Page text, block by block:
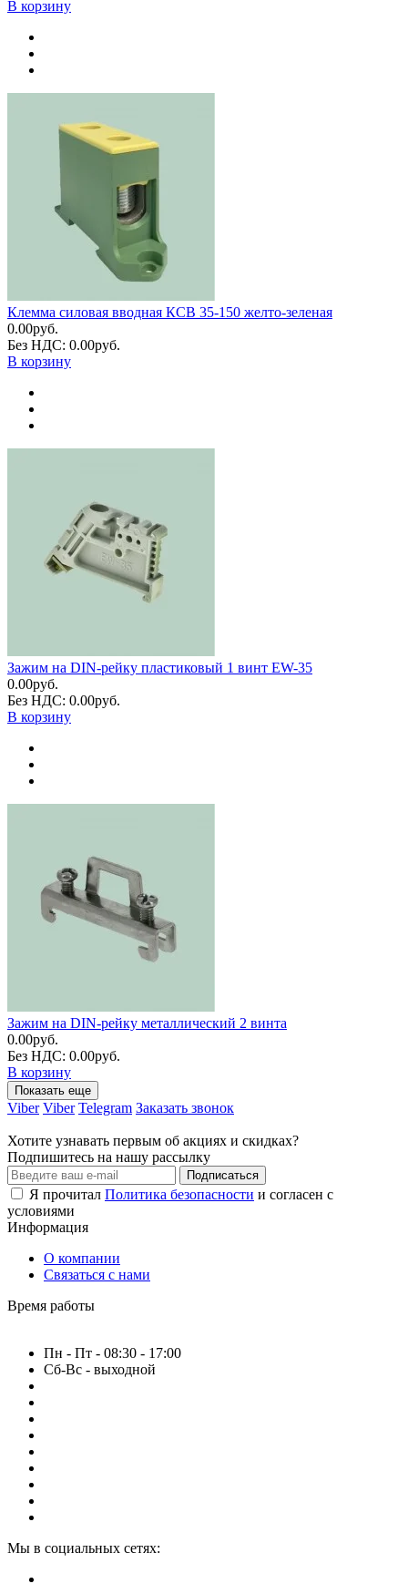
В корзину
Клемма силовая вводная КСВ 35-150 желто-зеленая
0.00руб.
Без НДС: 0.00руб.
В корзину
Зажим на DIN-рейку пластиковый 1 винт EW-35
0.00руб.
Без НДС: 0.00руб.
В корзину
Зажим на DIN-рейку металлический 2 винта
0.00руб.
Без НДС: 0.00руб.
В корзину
Показать еще
Viber Viber Telegram Заказать звонок
Хотите узнавать первым об акциях и скидках?
Подпишитесь на нашу рассылку
Подписаться
Я прочитал Политика безопасности и согласен с
условиями
Информация
О компании
Связаться с нами
Время работы
Пн - Пт - 08:30 - 17:00
Сб-Вс - выходной
Мы в социальных сетях: